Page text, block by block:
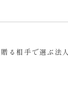
贈る相手で選ぶ 法